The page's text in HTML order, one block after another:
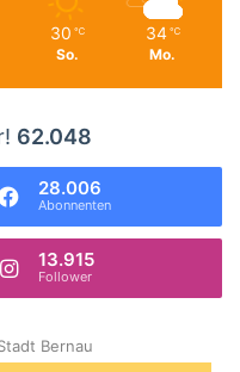
30 ℃
So.
34 ℃
Mo.
62.048
28.006
Abonnenten
13.915
Follower
Bernau